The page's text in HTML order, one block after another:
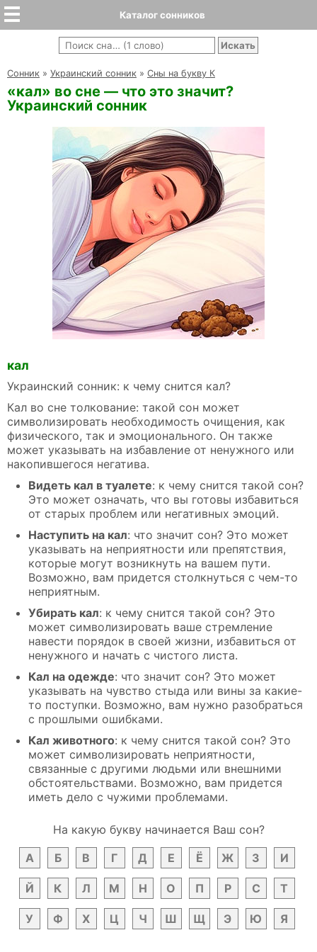
Каталог сонников
Cонник » Украинский сонник » Сны на букву К
«кал» во сне — что это значит?
Украинский сонник
кал
Украинский сонник: к чему снится кал?
Кал во сне толкование: такой сон может
символизировать необходимость очищения, как
физического, так и эмоционального. Он также
может указывать на избавление от ненужного или
накопившегося негатива.
Видеть кал в туалете: к чему снится такой сон?
Это может означать, что вы готовы избавиться
от старых проблем или негативных эмоций.
Наступить на кал: что значит сон? Это может
указывать на неприятности или препятствия,
которые могут возникнуть на вашем пути.
Возможно, вам придется столкнуться с чем-то
неприятным.
Убирать кал: к чему снится такой сон? Это
может символизировать ваше стремление
навести порядок в своей жизни, избавиться от
ненужного и начать с чистого листа.
Кал на одежде: что значит сон? Это может
указывать на чувство стыда или вины за какие-
то поступки. Возможно, вам нужно разобраться
с прошлыми ошибками.
Кал животного: к чему снится такой сон? Это
может символизировать неприятности,
связанные с другими людьми или внешними
обстоятельствами. Возможно, вам придется
иметь дело с чужими проблемами.
На какую букву начинается Ваш сон?
А
Б В Г Д Е Ё Ж З И
Й К Л М Н О П Р С Т
У Ф Х Ц Ч Ш Щ Э Ю Я